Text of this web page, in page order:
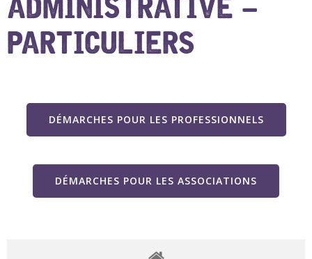
ADMINISTRATIVE –
PARTICULIERS
DÉMARCHES POUR LES PROFESSIONNELS
DÉMARCHES POUR LES ASSOCIATIONS